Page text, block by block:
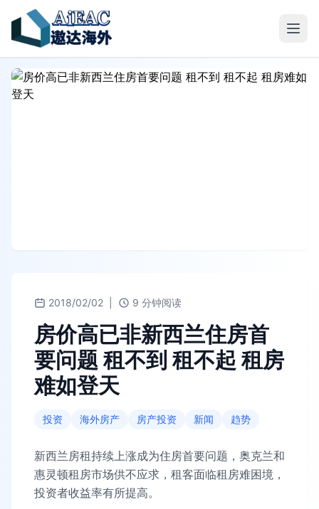
2018/02/02 9 分钟阅读
房价高已非新西兰住房首
要问题 租不到 租不起 租房
难如登天
投资 海外房产 房产投资 新闻 趋势
新西兰房租持续上涨成为住房首要问题，奥克兰和
惠灵顿租房市场供不应求，租客面临租房难困境，
投资者收益率有所提高。